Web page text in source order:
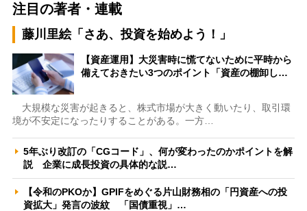
注目の著者・連載
藤川里絵「さあ、投資を始めよう！」
【資産運用】大災害時に慌てないために平時から
備えておきたい3つのポイント「資産の棚卸し…
大規模な災害が起きると、株式市場が大きく動いたり、取引環
境が不安定になったりすることがある。一方…
5年ぶり改訂の「CGコード」、何が変わったのかポイントを解
説 企業に成長投資の具体的な説…
【令和のPKOか】GPIFをめぐる片山財務相の「円資産への投
資拡大」発言の波紋 「国債重視」…